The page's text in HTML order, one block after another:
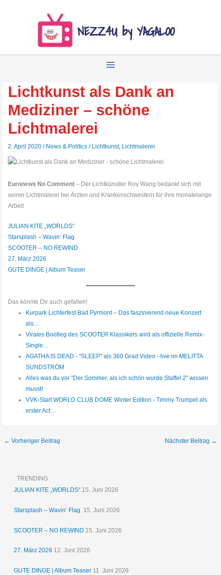
Lichtkunst als Dank an
Mediziner – schöne
Lichtmalerei
2. April 2020/ News & Politics / Lichtkunst, Lichtmalerei
Euronews No Comment – Der Lichtkünstler Roy Wang bedankt sich mit
seiner Lichtmalerei bei Ärzten und Krankenschwestern für ihre monatelange
Arbeit
JULIAN KITE „WORLDS“
Starsplash – Wavin‘ Flag
SCOOTER – NO REWIND
27. März 2026
GUTE DINGE | Album Teaser
Das könnte Dir auch gefallen!
Kurpark Lichterfest Bad Pyrmont – Das faszinierend neue Konzert
als…
Virales Bootleg des SCOOTER Klassikers wird als offizielle Remix-
Single…
AGATHA IS DEAD - "SLEEP" als 360 Grad Video - live im MELITTA
SUNDSTRÖM
Alles was du vor "Der Sommer, als ich schön wurde Staffel 2" wissen
musst!
VVK-Start WORLD CLUB DOME Winter Edition - Timmy Trumpet als
erster Act…
← Vorheriger Beitrag Nächster Beitrag →
TRENDING
JULIAN KITE „WORLDS“ 15. Juni 2026
Starsplash – Wavin‘ Flag 15. Juni 2026
SCOOTER – NO REWIND 15. Juni 2026
27. März 2026 12. Juni 2026
GUTE DINGE | Album Teaser 11. Juni 2026